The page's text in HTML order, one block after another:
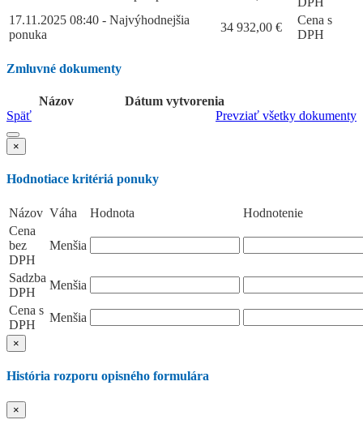
17.11.2025 08:40 - Najvýhodnejšia
ponuka
34 932,00 €
Cena s
DPH
Zmluvné dokumenty
Názov
Dátum vytvorenia
Prevziať všetky dokumenty
Späť
×
Hodnotiace kritériá ponuky
Názov Váha Hodnota
Hodnotenie
Cena
bez
DPH
Menšia
Sadzba
DPH
Menšia
Cena s
DPH
Menšia
×
História rozporu opisného formulára
×